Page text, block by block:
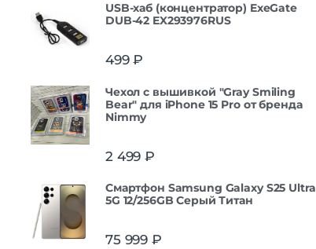
USB-хаб (концентратор) ExeGate
DUB-42 EX293976RUS
499₽
Чехол с вышивкой "Gray Smiling
Bear" для iPhone 15 Pro от бренда
Nimmy
2 499 ₽
Смартфон Samsung Galaxy S25 Ultra
5G 12/256GB Серый Титан
75 999 ₽